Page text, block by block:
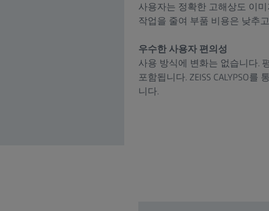
사용자는 정확한 고해상도 이
작업을 줄여 부품 비용은 낮추
우수한 사용자 편의성
사용 방식에 변화는 없습니다.
포함됩니다. ZEISS CALYPSO
니다.